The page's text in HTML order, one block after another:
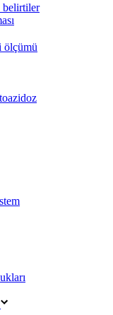
belirtiler
ölçümü